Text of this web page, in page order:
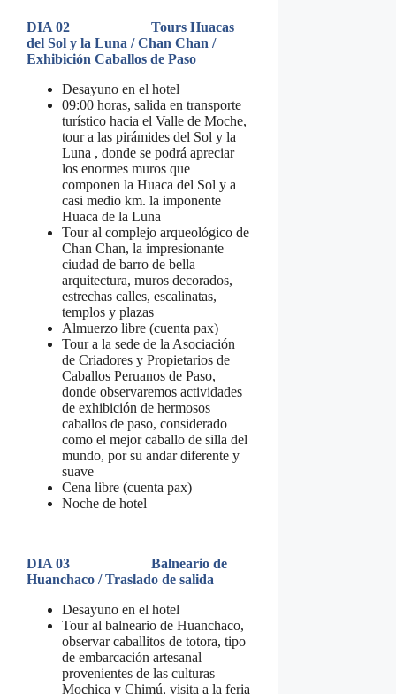
DIA 02 Tours Huacas
del Sol y la Luna / Chan Chan /
Exhibición Caballos de Paso
Desayuno en el hotel
09:00 horas, salida en transporte
turístico hacia el Valle de Moche,
tour a las pirámides del Sol y la
Luna , donde se podrá apreciar
los enormes muros que
componen la Huaca del Sol y a
casi medio km. la imponente
Huaca de la Luna
Tour al complejo arqueológico de
Chan Chan, la impresionante
ciudad de barro de bella
arquitectura, muros decorados,
estrechas calles, escalinatas,
templos y plazas
Almuerzo libre (cuenta pax)
Tour a la sede de la Asociación
de Criadores y Propietarios de
Caballos Peruanos de Paso,
donde observaremos actividades
de exhibición de hermosos
caballos de paso, considerado
como el mejor caballo de silla del
mundo, por su andar diferente y
suave
Cena libre (cuenta pax)
Noche de hotel
DIA 03 Balneario de
Huanchaco / Traslado de salida
Desayuno en el hotel
Tour al balneario de Huanchaco,
observar caballitos de totora, tipo
de embarcación artesanal
provenientes de las culturas
Mochica y Chimú, visita a la feria